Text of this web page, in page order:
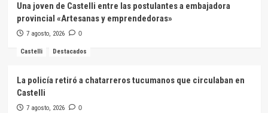
Una joven de Castelli entre las postulantes a embajadora
provincial «Artesanas y emprendedoras»
7 agosto, 2026 0
Castelli Destacados
La policía retiró a chatarreros tucumanos que circulaban en
Castelli
7 agosto, 2026 0